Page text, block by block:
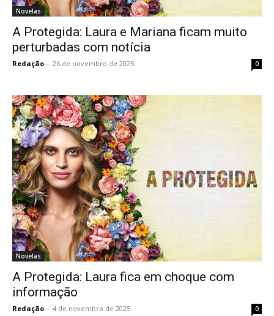
Novelas
A Protegida: Laura e Mariana ficam muito
perturbadas com notícia
Redação - 26 de novembro de 2025 0
Novelas
A Protegida: Laura fica em choque com
informação
Redação - 4 de novembro de 2025 0